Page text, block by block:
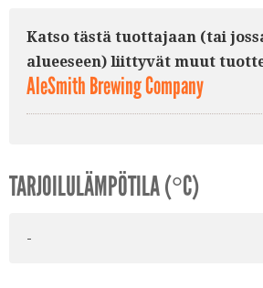
Katso tästä tuottajaan (tai
alueeseen) liittyvät muut
AleSmith Brewing Company
TARJOILULÄMPÖTILA (°C)
-